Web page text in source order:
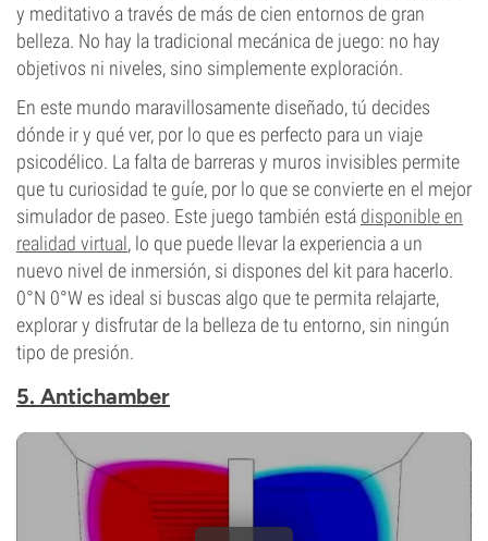
y meditativo a través de más de cien entornos de gran
belleza. No hay la tradicional mecánica de juego: no hay
objetivos ni niveles, sino simplemente exploración.
En este mundo maravillosamente diseñado, tú decides
dónde ir y qué ver, por lo que es perfecto para un viaje
psicodélico. La falta de barreras y muros invisibles permite
que tu curiosidad te guíe, por lo que se convierte en el mejor
simulador de paseo. Este juego también está disponible en
realidad virtual, lo que puede llevar la experiencia a un
nuevo nivel de inmersión, si dispones del kit para hacerlo.
0°N 0°W es ideal si buscas algo que te permita relajarte,
explorar y disfrutar de la belleza de tu entorno, sin ningún
tipo de presión.
5. Antichamber